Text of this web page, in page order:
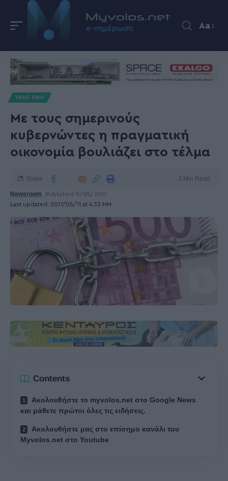
Aa
ΤΑΔΕ ΕΦΗ
Mε τους σημερινούς
κυβερνώντες η πραγματική
οικονομία βουλιάζει στο τέλμα
Last updated: 2017/05/11 at 4:33 ΜΜ
Newsroom Published 11/05/2017
Share 3 Min Read
Contents
Ακολουθήστε το myvolos.net στο Google News
και μάθετε πρώτοι όλες τις ειδήσεις.
Ακολουθήστε μας στο επίσημο κανάλι του
Myvolos.net στο Youtube